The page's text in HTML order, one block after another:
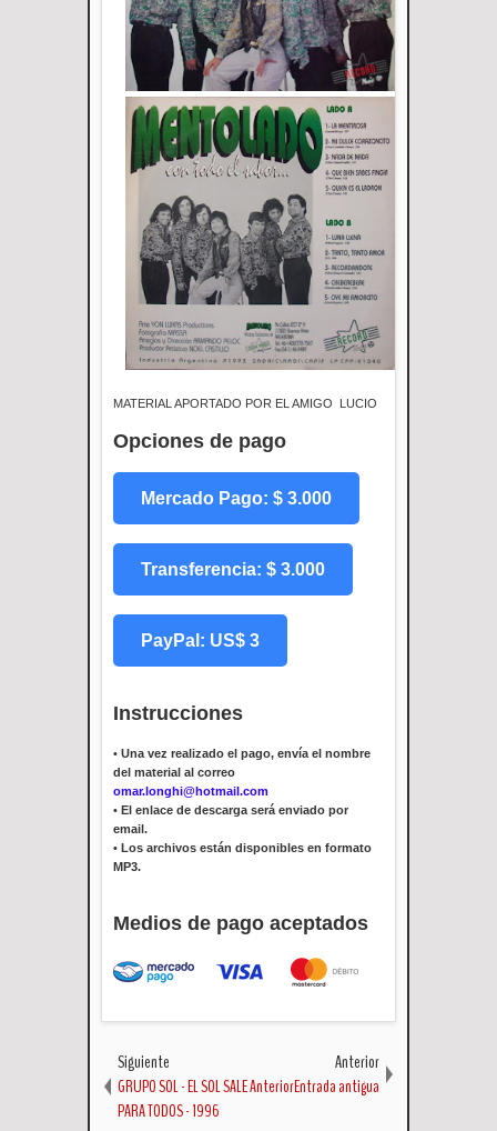
MATERIAL APORTADO POR EL AMIGO LUCIO
Opciones de pago
Mercado Pago: $ 3.000
Transferencia: $ 3.000
PayPal: US$ 3
Instrucciones
• Una vez realizado el pago, envía el nombre
del material al correo
omar.longhi@hotmail.com
• El enlace de descarga será enviado por
email.
• Los archivos están disponibles en formato
MP3.
Medios de pago aceptados
Siguiente
GRUPO SOL - EL SOL SALE
PARA TODOS - 1996
Anterior
AnteriorEntrada antigua